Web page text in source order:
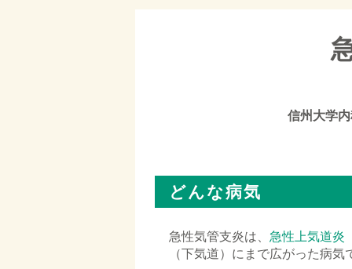
信州大学
どんな病気
急性気管支炎は、 急性上気道炎
（下気道）にまで広がった病気